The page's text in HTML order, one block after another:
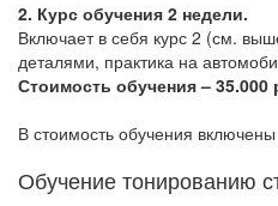
2. Курс обучения 2 недели.
Включает в себя курс 2 (см.
деталями, практика на
Стоимость обучения – 35.000
В стоимость обучения
Обучение тонированию